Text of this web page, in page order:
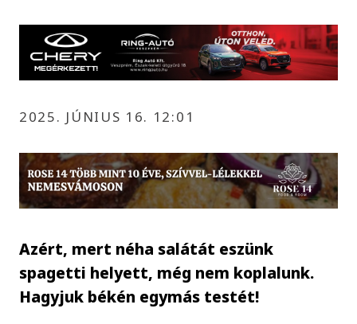
2025. JÚNIUS 16. 12:01
Azért, mert néha salátát eszünk
spagetti helyett, még nem koplalunk.
Hagyjuk békén egymás testét!